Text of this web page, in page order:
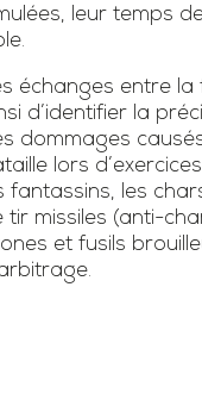
leur temps
échanges entre
d’identifier la
dommages
lors
fantassins, les
tir missiles (anti-
et fusils